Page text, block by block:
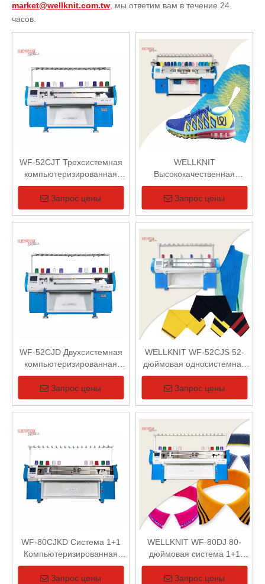
market@wellknit.com.tw, мы ответим вам в течение 24
часов.
WF-52CJT Трехсистемная
компьютеризированная
плосковязальная машина
Запрос цены
WELLKNIT
Высококачественная
система WF-52CJD-XM 2+2
Компьютеризированная 3D-
система Верх обуви
Плосковязальная машина
Запрос цены
WF-52CJD Двухсистемная
компьютеризированная
плосковязальная машина
Запрос цены
WELLKNIT WF-52CJS 52-
дюймовая односистемная
компьютеризированная
плосковязальная машина
Запрос цены
WF-80CJKD Система 1+1
Компьютеризированная
плосковязальная машина
Запрос цены
WELLKNIT WF-80DJ 80-
дюймовая система 1+1
Двойная головка
Компьютеризированная
Запрос цены